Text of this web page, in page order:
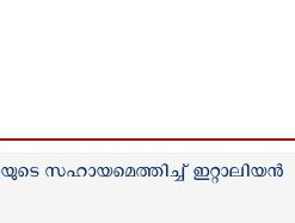
സഹായമെത്തിച്ച് ഇറ്റാലിയന്‍